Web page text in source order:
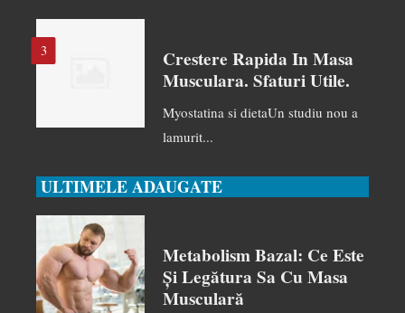
3
Crestere Rapida In Masa
Musculara. Sfaturi Utile.
Myostatina si dietaUn studiu nou a
lamurit...
ULTIMELE ADAUGATE
Metabolism Bazal: Ce Este
Și Legătura Sa Cu Masa
Musculară